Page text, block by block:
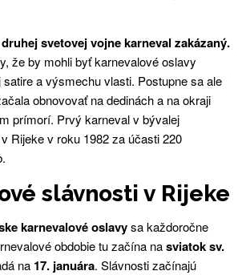
svetovej vojne karneval zakázaný.
že by mohli byť karnevalové oslavy
a výsmechu vlasti. Postupne sa ale
obnovovať na dedinách a na okraji
prímorí. Prvý karneval v bývalej
Rijeke v roku 1982 za účasti 220
slávnosti v Rijeke
karnevalové oslavysa každoročne
obdobie tu začína nasviatok sv.
na 17. januára. Slávnosti začínajú